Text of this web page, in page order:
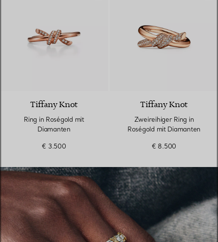
Tiffany Knot
Ring in Roségold mit
Diamanten
€ 3.500
Tiffany Knot
Zweireihiger Ring in
Roségold mit Diamanten
€ 8.500